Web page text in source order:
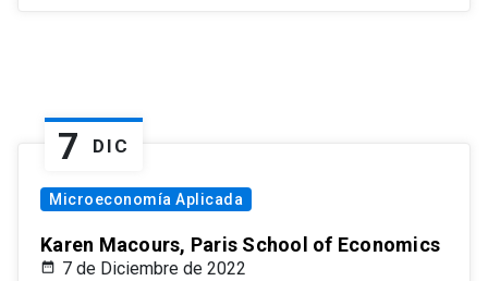
7 DIC
Microeconomía Aplicada
Karen Macours, Paris School of Economics
7 de Diciembre de 2022